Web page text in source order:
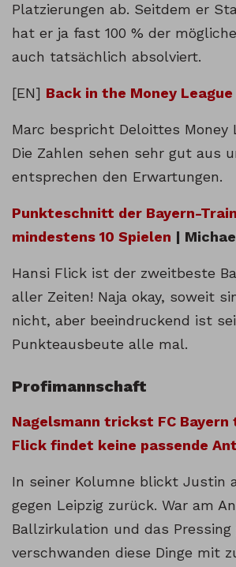
Platzierungen ab. Seitdem er
hat er ja fast 100 % der
auch tatsächlich absolviert.
[EN] Back in the Money League
Marc bespricht Deloittes Money
Die Zahlen sehen sehr gut aus
entsprechen den Erwartungen.
Punkteschnitt der Bayern-
mindestens 10 Spielen |
Hansi Flick ist der zweitbeste
aller Zeiten! Naja okay, soweit
nicht, aber beeindruckend ist
Punkteausbeute alle mal.
Profimannschaft
Nagelsmann trickst FC
Flick findet keine passende
In seiner Kolumne blickt Justin
gegen Leipzig zurück. War am
Ballzirkulation und das Pressing
verschwanden diese Dinge mit